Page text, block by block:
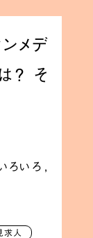
メデ
？ そ
ろいろ ,
求人